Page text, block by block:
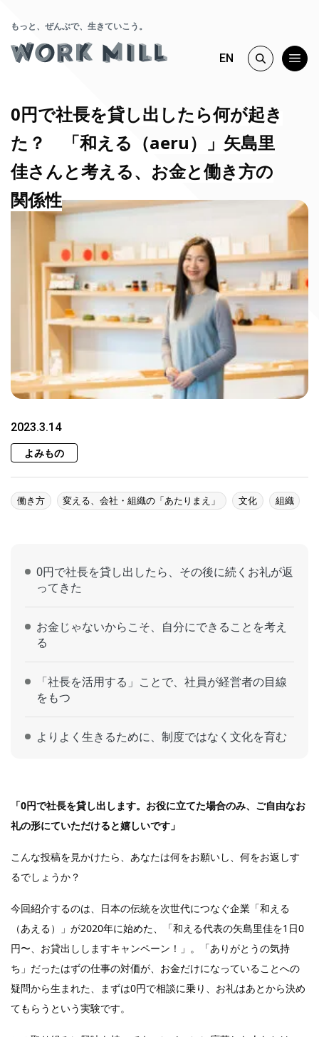
もっと、ぜんぶで、生きていこう。
EN
0円で社長を貸し出したら何が起き
た？ 「和える（aeru）」矢島里
佳さんと考える、お金と働き方の
関係性
2023.3.14
よみもの
働き方 変える、会社・組織の「あたりまえ」 文化 組織
0円で社長を貸し出したら、その後に続くお礼が返
ってきた
お金じゃないからこそ、自分にできることを考え
る
「社長を活用する」ことで、社員が経営者の目線
をもつ
よりよく生きるために、制度ではなく文化を育む
「0円で社長を貸し出します。お役に立てた場合のみ、ご自由なお
礼の形にていただけると嬉しいです」
こんな投稿を見かけたら、あなたは何をお願いし、何をお返しす
るでしょうか？
今回紹介するのは、日本の伝統を次世代につなぐ企業「和える
（あえる）」が2020年に始めた、「和える代表の矢島里佳を1日0
円〜、お貸出ししますキャンペーン！」。「ありがとうの気持
ち」だったはずの仕事の対価が、お金だけになっていることへの
疑問から生まれた、まずは0円で相談に乗り、お礼はあとから決め
てもらうという実験です。